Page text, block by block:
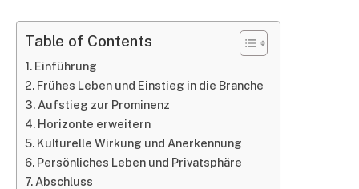
Table of Contents
Einführung
Frühes Leben und Einstieg in die Branche
Aufstieg zur Prominenz
Horizonte erweitern
Kulturelle Wirkung und Anerkennung
Persönliches Leben und Privatsphäre
Abschluss